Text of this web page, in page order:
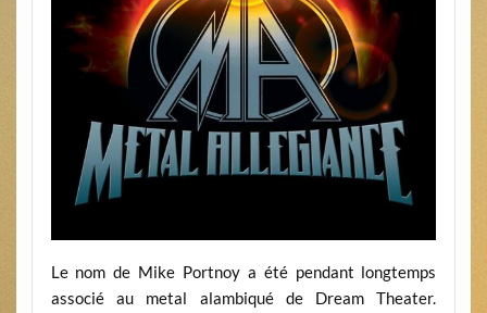
Le nom de Mike Portnoy a été pendant longtemps
associé au metal alambiqué de Dream Theater.